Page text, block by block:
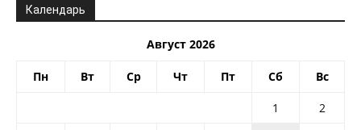
Календарь
Август 2026
Пн Вт Ср Чт Пт Сб Вс
1
2